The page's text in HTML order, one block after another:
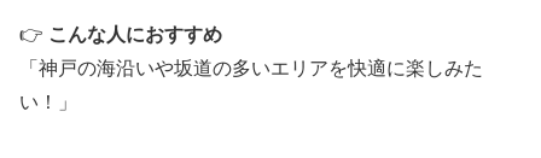
👉 こんな人におすすめ
「神戸の海沿いや坂道の多いエリアを快適に楽しみた
い！」